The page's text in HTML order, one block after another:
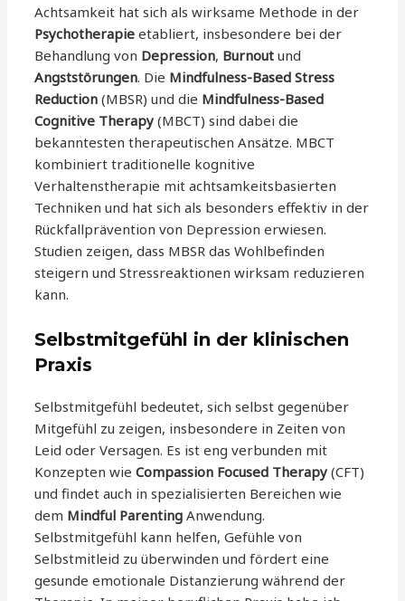
Achtsamkeit hat sich als wirksame Methode in der
Psychotherapie etabliert, insbesondere bei der
Behandlung von Depression, Burnout und
Angststörungen. Die Mindfulness-Based Stress
Reduction (MBSR) und die Mindfulness-Based
Cognitive Therapy (MBCT) sind dabei die
bekanntesten therapeutischen Ansätze. MBCT
kombiniert traditionelle kognitive
Verhaltenstherapie mit achtsamkeitsbasierten
Techniken und hat sich als besonders effektiv in der
Rückfallprävention von Depression erwiesen.
Studien zeigen, dass MBSR das Wohlbefinden
steigern und Stressreaktionen wirksam reduzieren
kann.
Selbstmitgefühl in der klinischen
Praxis
Selbstmitgefühl bedeutet, sich selbst gegenüber
Mitgefühl zu zeigen, insbesondere in Zeiten von
Leid oder Versagen. Es ist eng verbunden mit
Konzepten wieCompassion Focused Therapy (CFT)
und findet auch in spezialisierten Bereichen wie
dem Mindful Parenting Anwendung.
Selbstmitgefühl kann helfen, Gefühle von
Selbstmitleid zu überwinden und fördert eine
gesunde emotionale Distanzierung während der